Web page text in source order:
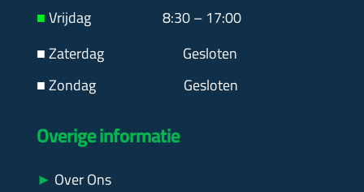
■Vrijdag 8:30 – 17:00
■ Zaterdag
Gesloten
■ Zondag Gesloten
Overige informatie
► Over Ons